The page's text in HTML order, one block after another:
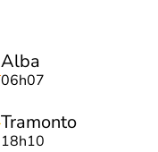
Alba
06h07
Tramonto
18h10